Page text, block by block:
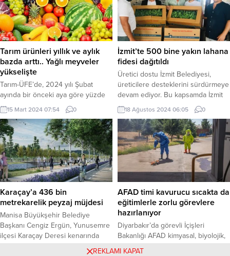
onların özel gününü kutladı ve
karanfil takdim etti. Başkan Adayı
Faruk Daşdöner, kadın esnafların
toplumdaki ve ekonomideki yerinin
önemine vurgu yaparak, “Ahilik
kültürünün vazgeçilmezi olan ve...
Hizmetleri Dairesi Başkanlığı
tarafından Galatasaray Meydanı’nda
kurulan stantlarda Mersinlilerle
buluşuyor. 19 Ekim Pazar gününe
kadar açık olacak olan pazarda,
farklı ilçelerden...
Tarım ürünleri yıllık ve aylık
bazda arttı.. Yağlı meyveler
yükselişte
Tarım-ÜFE’de, 2024 yılı Şubat
ayında bir önceki aya göre yüzde
7,18 artış, bir önceki yılın Aralık
ayına göre yüzde 11,30 artış, bir
önceki yılın aynı ayına göre yüzde
58,29 artış ve 12 aylık ortalamalara
göre yüzde 60,28 artış gerçekleşti.
ANKARA (İGFA) – TÜİK, Tarım
Ürünleri Üretici Fiyat Endeksi
(Tarım-ÜFE) ‘ne...
15 Mart 2024 07:54 0
İzmit’te 500 bine yakın lahana
fidesi dağıtıldı
Üretici dostu İzmit Belediyesi,
üreticilere desteklerini sürdürmeye
devam ediyor. Bu kapsamda İzmit
Belediyesi, kentin çeşitli
noktalarında İstanbul Büyükşehir
Belediyesinden hibe olarak alınan
480 bin lahana fidesi vatandaşlara
dağıttı KOCAELİ (İGFA) – Üretici
dostu İzmit Belediyesi, üreticilere
desteklerini sürdürmeye devam
ediyor. Bu kapsamda İzmit
Belediyesi, kentin çeşitli
noktalarında İstanbul Büyükşehir
Belediyesinden...
18 Ağustos 2024 06:05 0
Karaçay’a 436 bin
metrekarelik peyzaj müjdesi
Manisa Büyükşehir Belediye
Başkanı Cengiz Ergün, Yunusemre
ilçesi Karaçay Deresi kenarında
AFAD timi kavurucu sıcakta da
eğitimlerle zorlu görevlere
hazırlanıyor
Diyarbakır’da görevli İçişleri
Bakanlığı AFAD kimyasal, biyolojik,
17 Ağustos 2024 16:15
REKLAMI KAPAT